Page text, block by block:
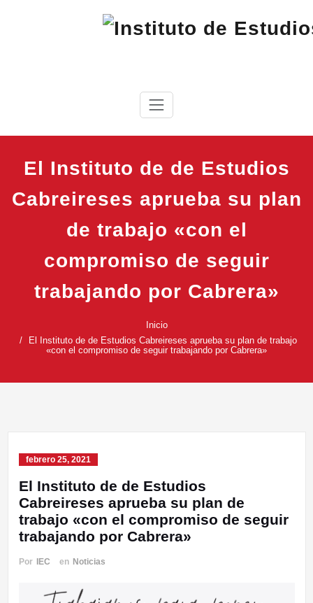
Instituto de Estudios Cabreireses
El Instituto de de Estudios
Cabreireses aprueba su plan
de trabajo «con el
compromiso de seguir
trabajando por Cabrera»
Inicio
El Instituto de de Estudios Cabreireses aprueba su plan de trabajo
«con el compromiso de seguir trabajando por Cabrera»
febrero 25, 2021
El Instituto de de Estudios
Cabreireses aprueba su plan de
trabajo «con el compromiso de seguir
trabajando por Cabrera»
Por IEC en Noticias